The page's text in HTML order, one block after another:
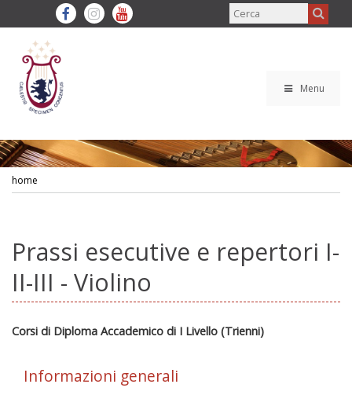
Menu
home
Prassi esecutive e repertori I-
II-III - Violino
Corsi di Diploma Accademico di I Livello (Trienni)
Informazioni generali